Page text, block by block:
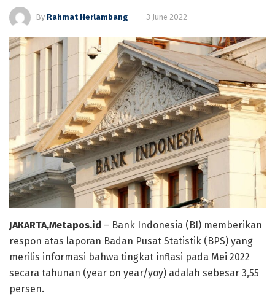
By Rahmat Herlambang 3 June 2022
JAKARTA,Metapos.id – Bank Indonesia (BI) memberikan
respon atas laporan Badan Pusat Statistik (BPS) yang
merilis informasi bahwa tingkat inflasi pada Mei 2022
secara tahunan (year on year/yoy) adalah sebesar 3,55
persen.